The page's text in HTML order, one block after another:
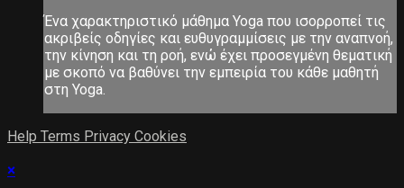
Ένα χαρακτηριστικό μάθημα Yoga που ισορροπεί τις
ακριβείς οδηγίες και ευθυγραμμίσεις με την αναπνοή,
την κίνηση και τη ροή, ενώ έχει προσεγμένη θεματική
με σκοπό να βαθύνει την εμπειρία του κάθε μαθητή
στη Yoga.
Help Terms Privacy Cookies
×